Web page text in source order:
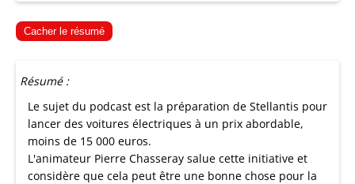
Cacher le résumé
Résumé :
Le sujet du podcast est la préparation de Stellantis pour
lancer des voitures électriques à un prix abordable,
moins de 15 000 euros.
L'animateur Pierre Chasseray salue cette initiative et
considère que cela peut être une bonne chose pour la